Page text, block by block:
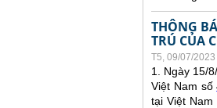
THÔNG
TRÚ CỦA
T5, 09/07/
1. Ngày 15/
Việt Nam số
tại Việt Nam